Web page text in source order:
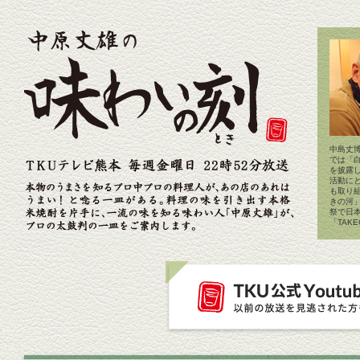
中島丈
では「
を披露
活動に
も取り
きの河
祭で日
「